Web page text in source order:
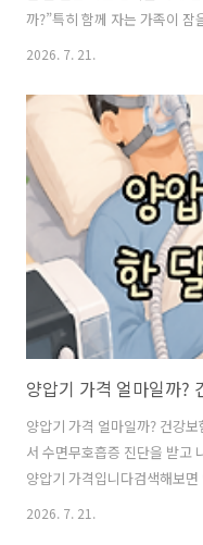
까?”특히 함께 자는 가족이
험이 됐다고 하고 어떤 사람은
다여기에 실비보험까지 청구
단순히 ‘코를 고니까 받는 수
어디에 있는지, 수면무호흡증
수술 방법부터 비용과 보험
왜 수술까지 하는 걸까?코골이
2026. 7. 21.
양압기 가격 얼마일까?
양압기 가격 얼마일까? 건강
서 수면무호흡증 진단을 받고
양압기 가격입니다검색해보
는데 어떤 사람은 한 달에 몇만
2026. 7. 21.